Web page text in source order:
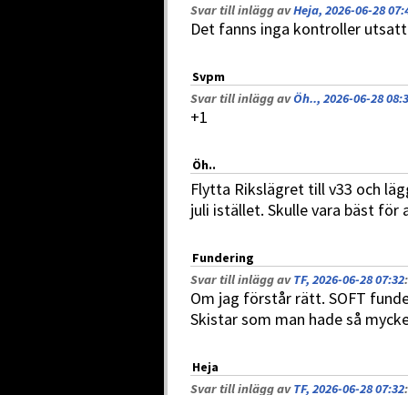
Svar till inlägg avHeja, 2026-06-28
Det fanns inga kontroller
Svpm
Svar till inlägg avÖh.., 2026-06-28
+1
Öh..
Flytta Rikslägret till v33 och
juli istället. Skulle vara bäst för
Fundering
Svar till inlägg avTF, 2026-06-28 07:32:
Om jag förstår rätt. SOFT
Skistar som man hade så
Heja
Svar till inlägg avTF, 2026-06-28 07:32: